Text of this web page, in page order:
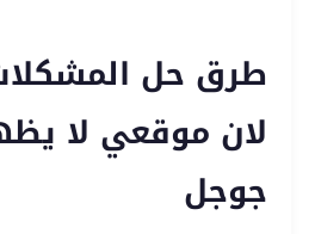
طرق حل
لان موقعي لا
جوجل